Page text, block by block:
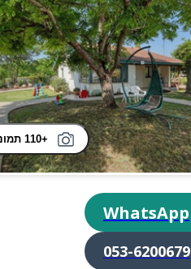
+110 תמונות
WhatsApp
053-6200679